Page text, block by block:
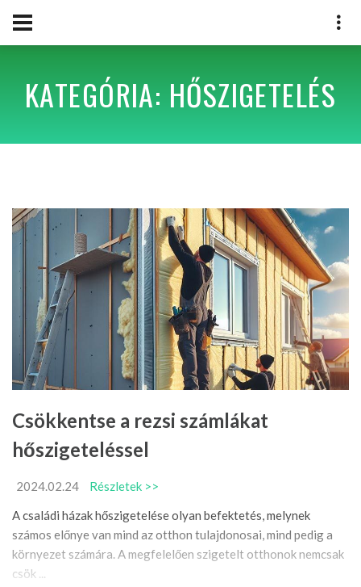
KATEGÓRIA: HŐSZIGETELÉS
Csökkentse a rezsi számlákat
hőszigeteléssel
2024.02.24
Részletek >>
A családi házak hőszigetelése olyan befektetés, melynek
számos előnye van mind az otthon tulajdonosai, mind pedig a
környezet számára. A megfelelően szigetelt otthonok nemcsak
csök ...